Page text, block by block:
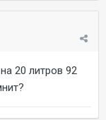
20 литров 92